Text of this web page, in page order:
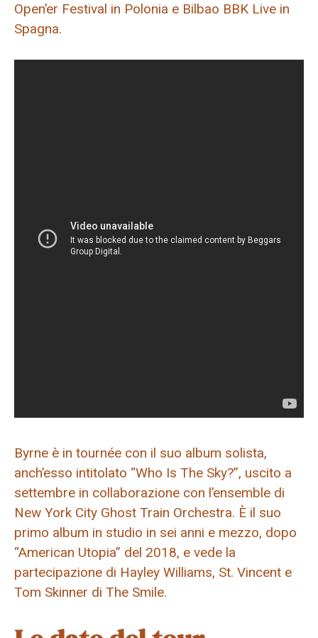
Open’er Festival in Polonia e Bilbao BBK Live in
Spagna.
Byrne è in tournée con il suo album solista,
anch’esso intitolato “Who Is The Sky?”, uscito a
settembre in collaborazione con l’ensemble di
New York City Ghost Train Orchestra. È il suo
primo album in studio in sei anni e mezzo, dopo
“American Utopia” del 2018, e vede la
partecipazione di Hayley Williams, St. Vincent e
Tom Skinner di The Smile.